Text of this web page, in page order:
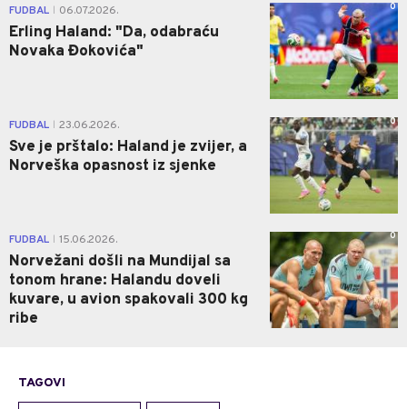
FUDBAL 06.07.2026.
Erling Haland: "Da, odabraću
Novaka Đokovića"
0
FUDBAL 23.06.2026.
Sve je prštalo: Haland je zvijer, a
Norveška opasnost iz sjenke
0
FUDBAL 15.06.2026.
Norvežani došli na Mundijal sa
tonom hrane: Halandu doveli
kuvare, u avion spakovali 300 kg
ribe
0
TAGOVI